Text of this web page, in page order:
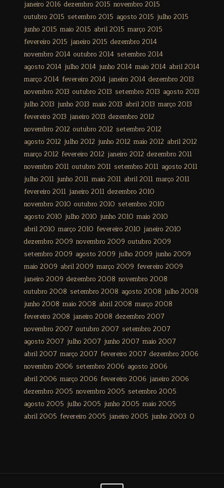
janeiro 2016 dezembro 2015 novembro 2015
outubro 2015 setembro 2015 agosto 2015 julho 2015
junho 2015 maio 2015 abril 2015 março 2015
fevereiro 2015 janeiro 2015 dezembro 2014
novembro 2014 outubro 2014 setembro 2014
agosto 2014 julho 2014 junho 2014 maio 2014 abril 2014
março 2014 fevereiro 2014 janeiro 2014 dezembro 2013
novembro 2013 outubro 2013 setembro 2013 agosto 2013
julho 2013 junho 2013 maio 2013 abril 2013 março 2013
fevereiro 2013 janeiro 2013 dezembro 2012
novembro 2012 outubro 2012 setembro 2012
agosto 2012 julho 2012 junho 2012 maio 2012 abril 2012
março 2012 fevereiro 2012 janeiro 2012 dezembro 2011
novembro 2011 outubro 2011 setembro 2011 agosto 2011
julho 2011 junho 2011 maio 2011 abril 2011 março 2011
fevereiro 2011 janeiro 2011 dezembro 2010
novembro 2010 outubro 2010 setembro 2010
agosto 2010 julho 2010 junho 2010 maio 2010
abril 2010 março 2010 fevereiro 2010 janeiro 2010
dezembro 2009 novembro 2009 outubro 2009
setembro 2009 agosto 2009 julho 2009 junho 2009
maio 2009 abril 2009 março 2009 fevereiro 2009
janeiro 2009 dezembro 2008 novembro 2008
outubro 2008 setembro 2008 agosto 2008 julho 2008
junho 2008 maio 2008 abril 2008 março 2008
fevereiro 2008 janeiro 2008 dezembro 2007
novembro 2007 outubro 2007 setembro 2007
agosto 2007 julho 2007 junho 2007 maio 2007
abril 2007 março 2007 fevereiro 2007 dezembro 2006
novembro 2006 setembro 2006 agosto 2006
abril 2006 março 2006 fevereiro 2006 janeiro 2006
dezembro 2005 novembro 2005 setembro 2005
agosto 2005 julho 2005 junho 2005 maio 2005
abril 2005 fevereiro 2005 janeiro 2005 junho 2003 0